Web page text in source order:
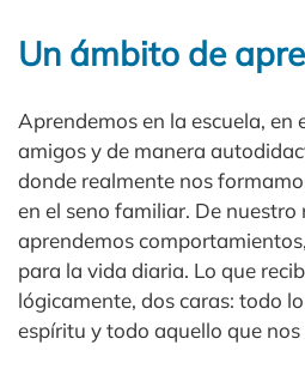
Un ámbito de
Aprendemos en la escuela, en
amigos y de manera
donde realmente nos
en el seno familiar. De nuestro
aprendemos
para la vida diaria. Lo que
lógicamente, dos caras: todo
espíritu y todo aquello que